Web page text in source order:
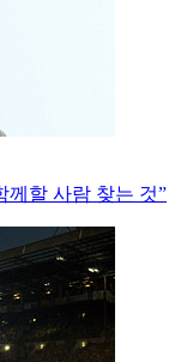
께할 사람 찾는 것”